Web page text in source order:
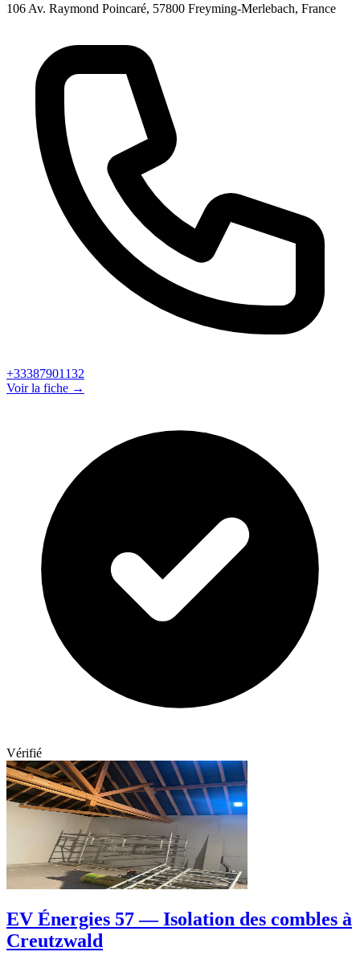
106 Av. Raymond Poincaré, 57800 Freyming-Merlebach, France
+33387901132
Voir la fiche →
Vérifié
EV Énergies 57 — Isolation des combles à
Creutzwald